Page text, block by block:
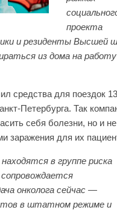
проекта
и резиденты Высшей
из дома на
средства для поездок
Петербурга. Так
себя болезни, но и не
заражения для их
в группе риска
онколога сейчас —
в штатном режиме и